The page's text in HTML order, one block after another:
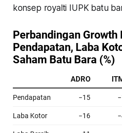
konsep royalti IUPK batu